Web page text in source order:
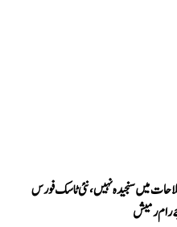
میں سنجیدہ نہیں، نئی ٹاسک فورس
رام رمیش